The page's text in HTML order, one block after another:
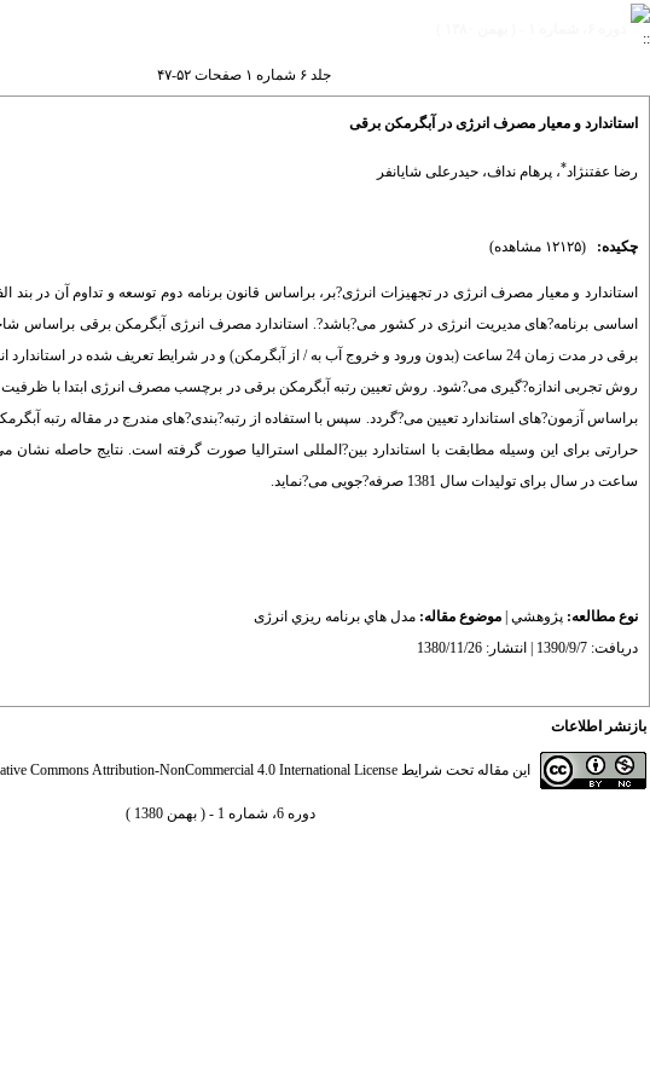
جلد ۶ شماره ۱ صفحات ۵۲-۴۷
استاندارد و معیار مصرف انرژی در آبگرمکن برقی
رضا عفت‎نژاد *، پرهام نداف، حیدرعلی شایان‎فر
چکیده: (۱۲۱۲۵ مشاهده)
اساسی برنامه?های مدیریت انرژی در کشور می?باشد?. استاندارد مصرف انرژی آبگرمکن برقی
برقی در مدت زمان 24 ساعت (بدون ورود و خروج آب به / از آبگرمکن) و در شرایط تعریف شده
براساس آزمون?های استاندارد تعیین می?گردد. سپس با استفاده از رتبه?بندی?های مندرج در مقاله رتبه
ساعت در سال برای تولیدات سال 1381 صرفه?جویی می?نماید.
نوع مطالعه: پژوهشي موضوع مقاله: مدل هاي برنامه ريزي انرژی
دریافت: 1390/9/7 | انتشار: 1380/11/26
بازنشر اطلاعات
این مقاله تحت شرایط Commons Attribution-NonCommercial 4.0 International License
دوره 6، شماره 1 - ( بهمن 1380 )